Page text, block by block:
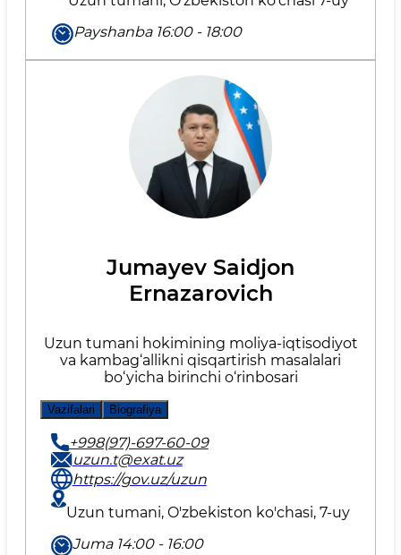
Payshanba 16:00 - 18:00
Jumayev Saidjon
Ernazarovich
Uzun tumani hokimining moliya-iqtisodiyot
va kambag‘allikni qisqartirish masalalari
bo‘yicha birinchi o‘rinbosari
Vazifalari Biografiya
+998(97)-697-60-09
uzun.t@exat.uz
https://gov.uz/uzun
Uzun tumani, O'zbekiston ko'chasi, 7-uy
Juma 14:00 - 16:00